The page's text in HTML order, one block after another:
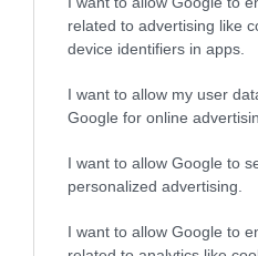
related to advertising like
device identifiers in apps.
I want to allow my user
Google for online
I want to allow Google to
personalized advertising.
I want to allow Google to
2,48 €